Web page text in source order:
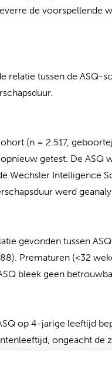
de voorspellende
relatie tussen de
(n = 2.517,
getest. De
Wechsler Intelligence
werd
gevonden tussen
Prematuren (<32
bleek geen
op 4-jarige leeftijd
ongeacht de
en onderwijskundige